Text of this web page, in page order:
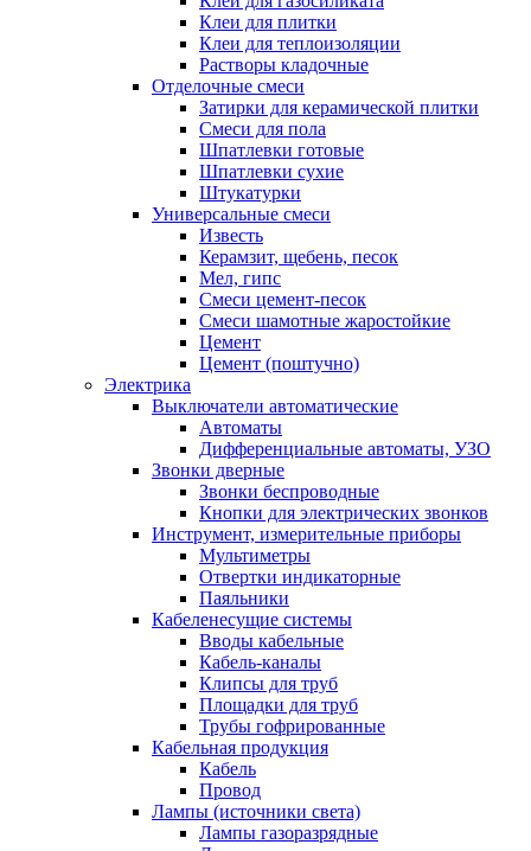
Клеи для плитки
Клеи для теплоизоляции
Растворы кладочные
Отделочные смеси
Затирки для керамической плитки
Смеси для пола
Шпатлевки готовые
Шпатлевки сухие
Штукатурки
Универсальные смеси
Известь
Керамзит, щебень, песок
Мел, гипс
Смеси цемент-песок
Смеси шамотные жаростойкие
Цемент
Цемент (поштучно)
Электрика
Выключатели автоматические
Автоматы
Дифференциальные автоматы, УЗО
Звонки дверные
Звонки беспроводные
Кнопки для электрических звонков
Инструмент, измерительные приборы
Мультиметры
Отвертки индикаторные
Паяльники
Кабеленесущие системы
Вводы кабельные
Кабель-каналы
Клипсы для труб
Площадки для труб
Трубы гофрированные
Кабельная продукция
Кабель
Провод
Лампы (источники света)
Лампы газоразрядные